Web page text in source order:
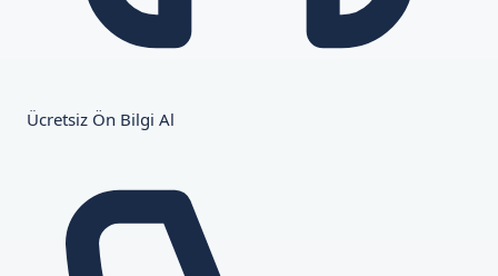
Ücretsiz Ön Bilgi Al